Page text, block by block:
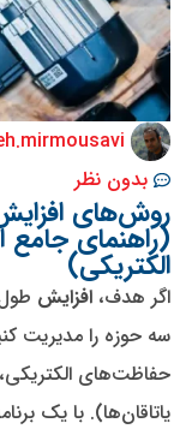
بدون نظر
روش‌های
(راهنمای جامع
الکتریکی)
اگر هدف، افزایش
سه حوزه را مدیریت
حفاظت‌های
یاتاقان‌ها). با یک